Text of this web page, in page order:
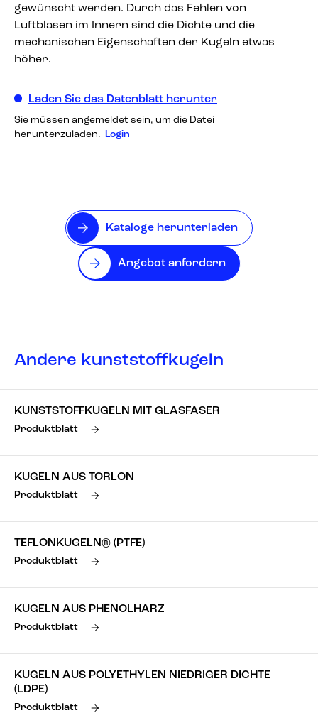
gewünscht werden. Durch das Fehlen von
Luftblasen im Innern sind die Dichte und die
mechanischen Eigenschaften der Kugeln etwas
höher.
Laden Sie das Datenblatt herunter
Sie müssen angemeldet sein, um die Datei
herunterzuladen. Login
Kataloge herunterladen
Angebot anfordern
Andere kunststoffkugeln
KUNSTSTOFFKUGELN MIT GLASFASER
Produktblatt
KUGELN AUS TORLON
Produktblatt
TEFLONKUGELN® (PTFE)
Produktblatt
KUGELN AUS PHENOLHARZ
Produktblatt
KUGELN AUS POLYETHYLEN NIEDRIGER DICHTE
(LDPE)
Produktblatt